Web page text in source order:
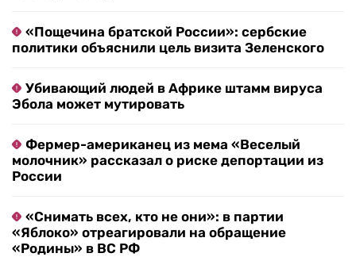
«Пощечина братской России»: сербские
политики объяснили цель визита Зеленского
Убивающий людей в Африке штамм вируса
Эбола может мутировать
Фермер-американец из мема «Веселый
молочник» рассказал о риске депортации из
России
«Снимать всех, кто не они»: в партии
«Яблоко» отреагировали на обращение
«Родины» в ВС РФ